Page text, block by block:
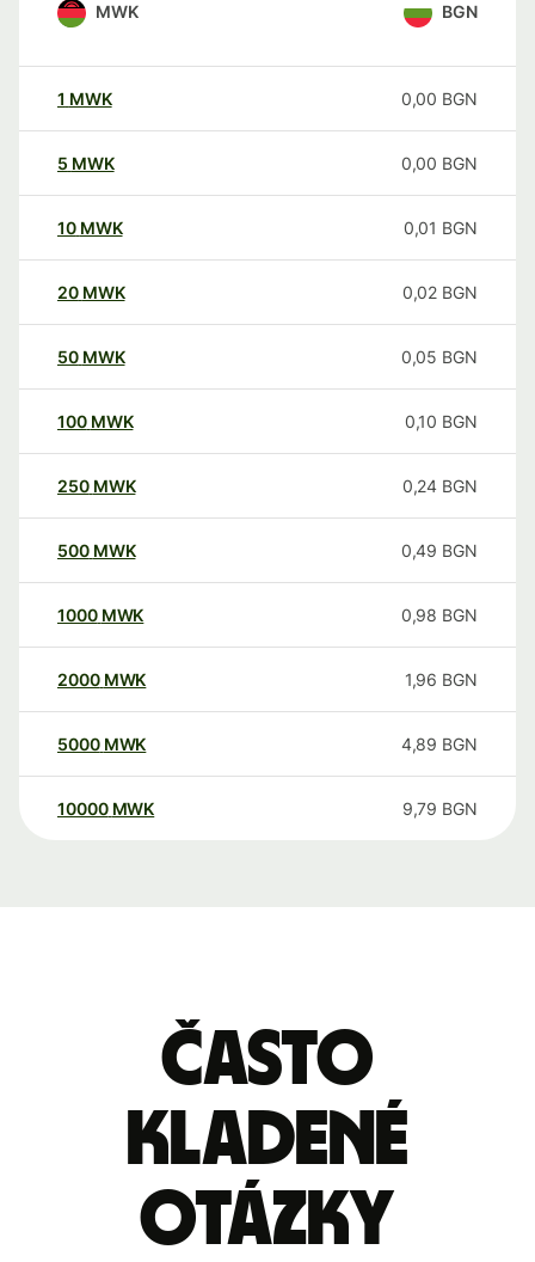
MWK BGN
1 MWK 0,00 BGN
5 MWK 0,00 BGN
10 MWK 0,01 BGN
20 MWK 0,02 BGN
50 MWK 0,05 BGN
100 MWK 0,10 BGN
250 MWK 0,24 BGN
500 MWK 0,49 BGN
1000 MWK 0,98 BGN
2000 MWK 1,96 BGN
5000 MWK 4,89 BGN
10000 MWK 9,79 BGN
Často
kladené
otázky